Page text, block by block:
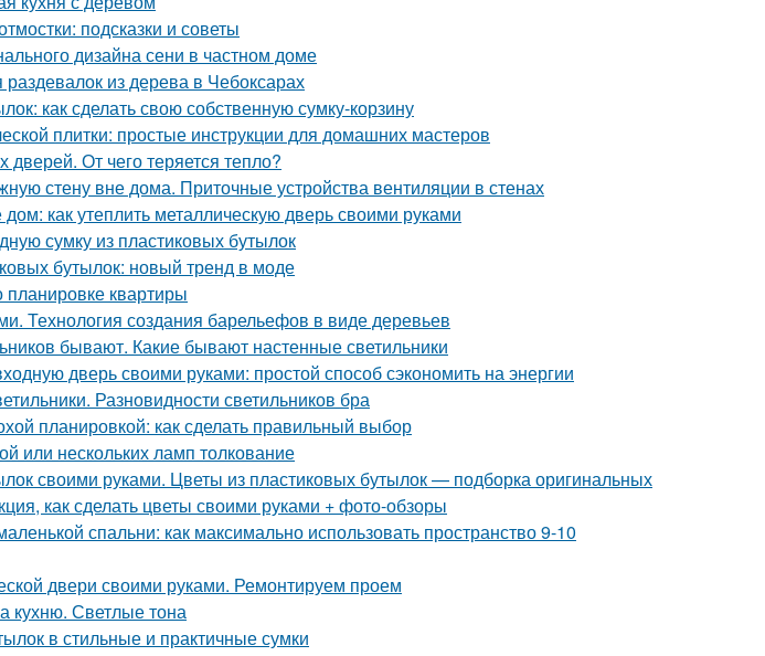
подсказки и советы
дизайна сени в частном доме
из дерева в Чебоксарах
как сделать свою собственную сумку-корзину
плитки: простые инструкции для домашних мастеров
дверей. От чего теряется тепло?
стену вне дома. Приточные устройства вентиляции в стенах
как утеплить металлическую дверь своими руками
сумку из пластиковых бутылок
бутылок: новый тренд в моде
квартиры
Технология создания барельефов в виде деревьев
бывают. Какие бывают настенные светильники
дверь своими руками: простой способ сэкономить на энергии
Разновидности светильников бра
планировкой: как сделать правильный выбор
или нескольких ламп толкование
своими руками. Цветы из пластиковых бутылок — подборка оригинальных
как сделать цветы своими руками + фото-обзоры
спальни: как максимально использовать пространство 9-10
двери своими руками. Ремонтируем проем
кухню. Светлые тона
в стильные и практичные сумки